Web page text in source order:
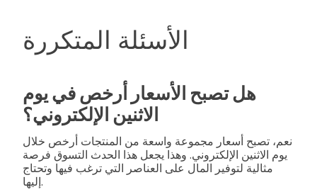
الأسئلة المتكررة
هل تصبح الأسعار أرخص في يوم
الاثنين الإلكتروني؟
نعم، تصبح أسعار مجموعة واسعة من المنتجات أرخص خلال
يوم الاثنين الإلكتروني. وهذا يجعل هذا الحدث التسوق فرصة
مثالية لتوفير المال على العناصر التي ترغب فيها وتحتاج
إليها.